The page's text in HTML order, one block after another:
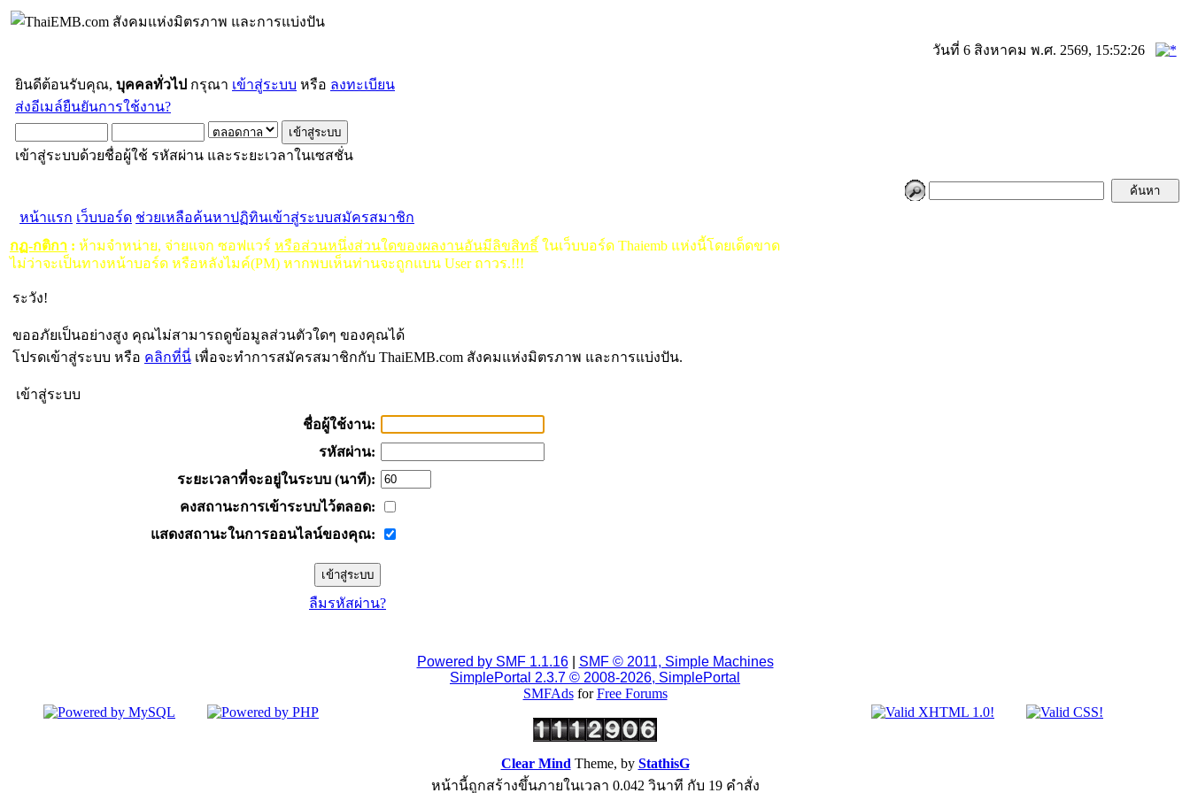
วันที่ 6 สิงหาคม พ.ศ. 2569, 15:52:26
ยินดีต้อนรับคุณ, บุคคลทั่วไป กรุณา เข้าสู่ระบบ หรือ ลงทะเบียน
ส่งอีเมล์ยืนยันการใช้งาน?
เข้าสู่ระบบด้วยชื่อผู้ใช้ รหัสผ่าน และระยะเวลาในเซสชั่น
หน้าแรก เว็บบอร์ด ช่วยเหลือค้นหาปฏิทินเข้าสู่ระบบสมัครสมาชิก
กฏ-กติกา : ห้ามจำหน่าย, จ่ายแจก ซอฟแวร์ หรือส่วนหนึ่งส่วนใดของผลงานอันมีลิขสิทธิ์ ในเว็บบอร์ด Thaiemb แห่งนี้โดยเด็ดขาด
ไม่ว่าจะเป็นทางหน้าบอร์ด หรือหลังไมค์(PM) หากพบเห็นท่านจะถูกแบน User ถาวร.!!!
ระวัง!
ขออภัยเป็นอย่างสูง คุณไม่สามารถดูข้อมูลส่วนตัวใดๆ ของคุณได้
โปรดเข้าสู่ระบบ หรือ คลิกที่นี่ เพื่อจะทำการสมัครสมาชิกกับ ThaiEMB.com สังคมแห่งมิตรภาพ และการแบ่งปัน.
เข้าสู่ระบบ
ชื่อผู้ใช้งาน:
รหัสผ่าน:
ระยะเวลาที่จะอยู่ในระบบ (นาที):
คงสถานะการเข้าระบบไว้ตลอด:
แสดงสถานะในการออนไลน์ของคุณ:
ลืมรหัสผ่าน?
Powered by SMF 1.1.16| SMF © 2011, Simple Machines
SimplePortal 2.3.7 © 2008-2026, SimplePortal
SMFAdsforFree Forums
Clear Mind Theme, by StathisG
หน้านี้ถูกสร้างขึ้นภายในเวลา 0.042 วินาที กับ 19 คำสั่ง